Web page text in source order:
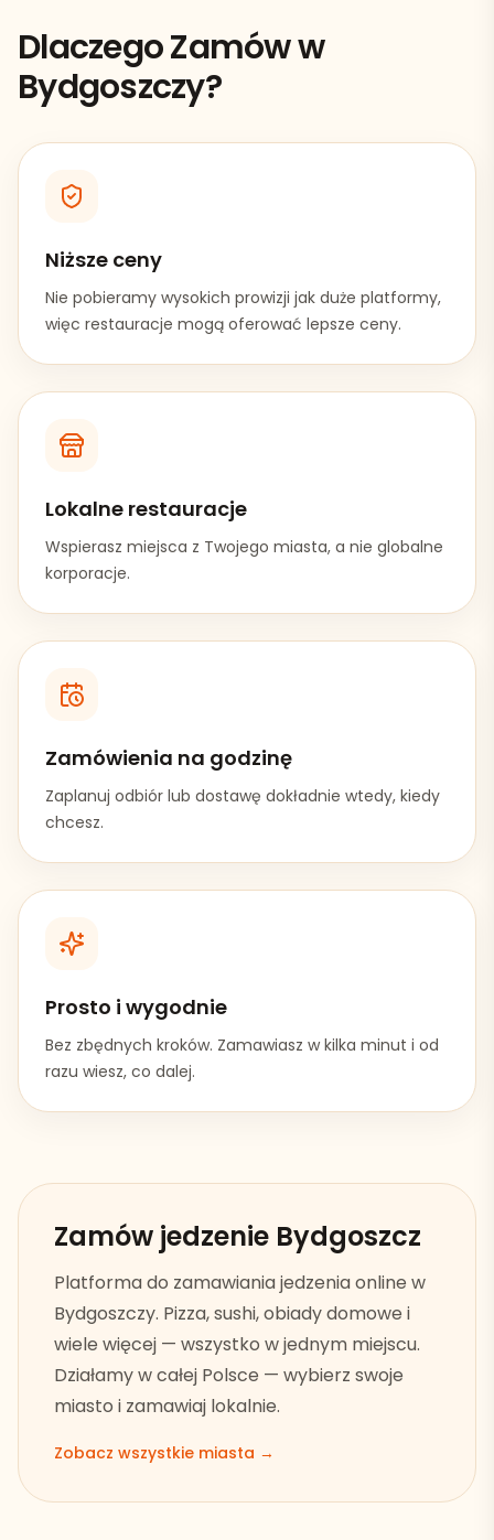
Dlaczego Zamów w
Bydgoszczy?
Niższe ceny
Nie pobieramy wysokich prowizji jak duże platformy,
więc restauracje mogą oferować lepsze ceny.
Lokalne restauracje
Wspierasz miejsca z Twojego miasta, a nie globalne
korporacje.
Zamówienia na godzinę
Zaplanuj odbiór lub dostawę dokładnie wtedy, kiedy
chcesz.
Prosto i wygodnie
Bez zbędnych kroków. Zamawiasz w kilka minut i od
razu wiesz, co dalej.
Zamów jedzenie Bydgoszcz
Platforma do zamawiania jedzenia online w
Bydgoszczy. Pizza, sushi, obiady domowe i
wiele więcej — wszystko w jednym miejscu.
Działamy w całej Polsce — wybierz swoje
miasto i zamawiaj lokalnie.
Zobacz wszystkie miasta →